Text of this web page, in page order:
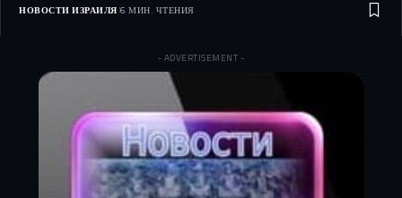
НОВОСТИ ИЗРАИЛЯ 6 МИН. ЧТЕНИЯ
- ADVERTISEMENT -